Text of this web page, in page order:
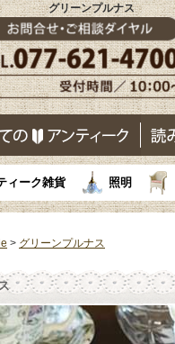
グリーンプルナス
ィーク雑貨 照明
> グリーンプルナス